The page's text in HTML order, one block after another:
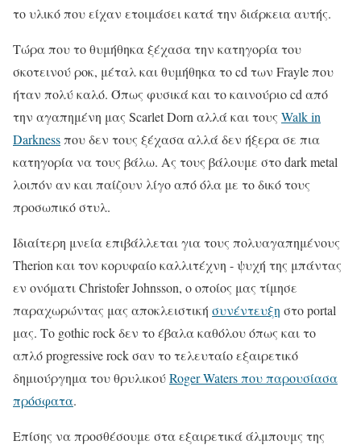
το υλικό που είχαν ετοιμάσει κατά την διάρκεια αυτής.
Τώρα που το θυμήθηκα ξέχασα την κατηγορία του
σκοτεινού ροκ, μέταλ και θυμήθηκα το cd των Frayle που
ήταν πολύ καλό. Όπως φυσικά και το καινούριο cd από
την αγαπημένη μας Scarlet Dorn αλλά και τους Walk in
Darknessπου δεν τους ξέχασα αλλά δεν ήξερα σε πια
κατηγορία να τους βάλω. Ας τους βάλουμε στο dark metal
λοιπόν αν και παίζουν λίγο από όλα με το δικό τους
προσωπικό στυλ.
Ιδιαίτερη μνεία επιβάλλεται για τους πολυαγαπημένους
Therion και τον κορυφαίο καλλιτέχνη - ψυχή της μπάντας
εν ονόματι Christofer Johnsson, ο οποίος μας τίμησε
παραχωρώντας μας αποκλειστική συνέντευξη στο portal
μας. Το gothic rock δεν το έβαλα καθόλου όπως και το
απλό progressive rock σαν το τελευταίο εξαιρετικό
δημιούργημα του θρυλικούRoger Waters που παρουσίασα
πρόσφατα.
Επίσης να προσθέσουμε στα εξαιρετικά άλμπουμς της